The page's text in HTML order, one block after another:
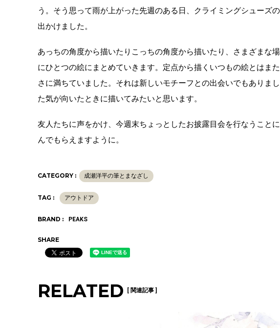
う。そう思って雨が上がった先週のある日、クライミングシューズ
出かけました。
あっちの角度から描いたりこっちの角度から描いたり、さまざまな
にひとつの絵にまとめていきます。定点から描くいつもの絵とはま
さに満ちていました。それは新しいモチーフとの出会いでもありま
た気が向いたときに描いてみたいと思います。
友人たちに声をかけ、今週末ちょっとしたお披露目会を行なうこと
んでもらえますように。
CATEGORY : 成瀬洋平の筆とまなざし
TAG : アウトドア
BRAND : PEAKS
SHARE
RELATED [ 関連記事 ]